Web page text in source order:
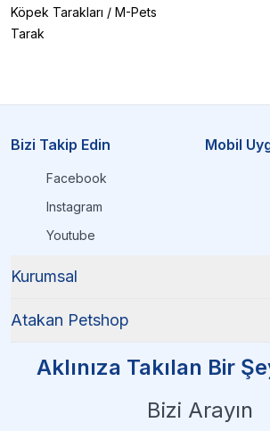
Köpek Tarakları / M-Pets
Tarak
Bizi Takip Edin
Facebook
Instagram
Youtube
Mobil
Kurumsal
Atakan Petshop
Aklınıza Takılan Bir
Bizi Arayın